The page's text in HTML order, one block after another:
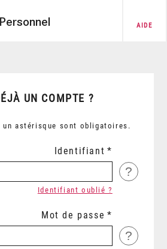
AIDE
UN COMPTE ?
un astérisque sont obligatoires.
Identifiant
?
Identifiant oublié ?
Mot de passe
?